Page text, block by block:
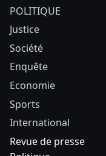
POLITIQUE
Justice
Société
Enquête
Economie
Sports
International
Revue de presse